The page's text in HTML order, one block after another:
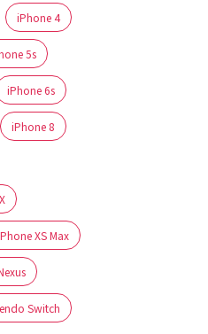
iPhone 4
5s
iPhone 6s
iPhone 8
XS Max
Switch